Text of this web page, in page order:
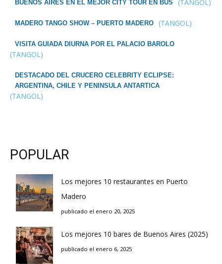
BUENOS AIRES EN EL MEJOR CITY TOUR EN BUS (TANGOL)
MADERO TANGO SHOW – PUERTO MADERO (TANGOL)
VISITA GUIADA DIURNA POR EL PALACIO BAROLO
(TANGOL)
DESTACADO DEL CRUCERO CELEBRITY ECLIPSE:
ARGENTINA, CHILE Y PENINSULA ANTARTICA
(TANGOL)
POPULAR
Los mejores 10 restaurantes en Puerto
Madero
publicado el enero 20, 2025
Los mejores 10 bares de Buenos Aires (2025)
publicado el enero 6, 2025